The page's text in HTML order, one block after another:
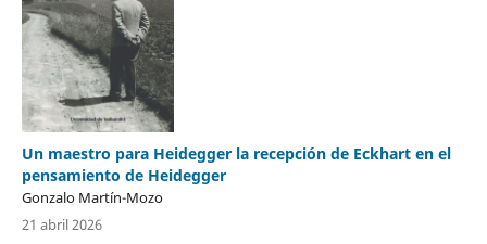
Un maestro para Heidegger la recepción de Eckhart en el
pensamiento de Heidegger
Gonzalo Martín-Mozo
21 abril 2026